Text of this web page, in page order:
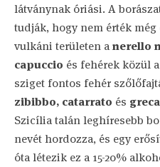
látványnak óriási. A
tudják, hogy nem érték
vulkáni területen anerello
capuccio és fehérek közül a
sziget fontos fehér
zibibbo, catarrato és
Szicília talán leghíresebb
nevét hordozza, és egy
óta létezik ez a 15-20%